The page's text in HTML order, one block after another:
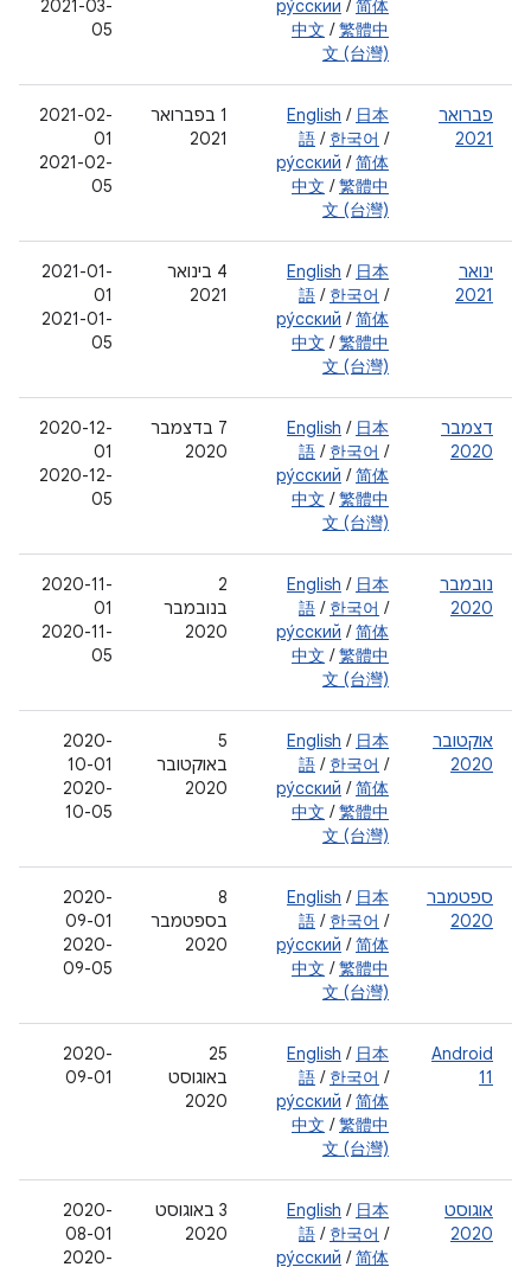
ру́сский / 简体
中文 /繁體中
文 (台灣)
2021-03-
05
פברואר
2021
English / 日本
語 / 한국어 /
ру́сский /简体
中文 /繁體中
文 (台灣)
‫1 בפברואר
2021
2021-02-
01
2021-02-
05
ינואר
2021
English / 日本
語 / 한국어 /
ру́сский /简体
中文 /繁體中
文 (台灣)
‫4 בינואר
2021
2021-01-
01
2021-01-
05
דצמבר
2020
English / 日本
語 / 한국어 /
ру́сский /简体
中文 /繁體中
文 (台灣)
‫7 בדצמבר
2020
2020-12-
01
2020-12-
05
נובמבר
2020
English / 日本
語 / 한국어 /
ру́сский /简体
中文 /繁體中
文 (台灣)
‫2
בנובמבר
2020
‫2020-11-
01
‫2020-11-
05
אוקטובר
2020
English / 日本
語 / 한국어 /
ру́сский /简体
中文 /繁體中
文 (台灣)
‫5
באוקטובר
2020
‫2020-
10-01
‫2020-
10-05
ספטמבר
2020
English / 日本
語 / 한국어 /
ру́сский /简体
中文 /繁體中
文 (台灣)
‫8
בספטמבר
2020
‫2020-
09-01
‫2020-
09-05
Android
11
English / 日本
語 / 한국어 /
ру́сский /简体
中文 /繁體中
文 (台灣)
25
באוגוסט
2020
2020-
09-01
אוגוסט
2020
English / 日本
語 / 한국어 /
ру́сский /简体
‫3 באוגוסט
2020
‫2020-
08-01
‫2020-